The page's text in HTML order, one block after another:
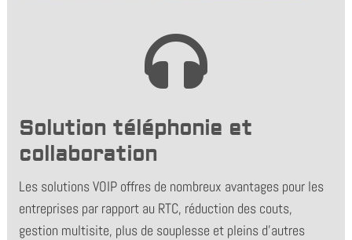

Solution téléphonie et
collaboration
Les solutions VOIP offres de nombreux avantages pour les
entreprises par rapport au RTC, réduction des couts,
gestion multisite, plus de souplesse et pleins d’autres